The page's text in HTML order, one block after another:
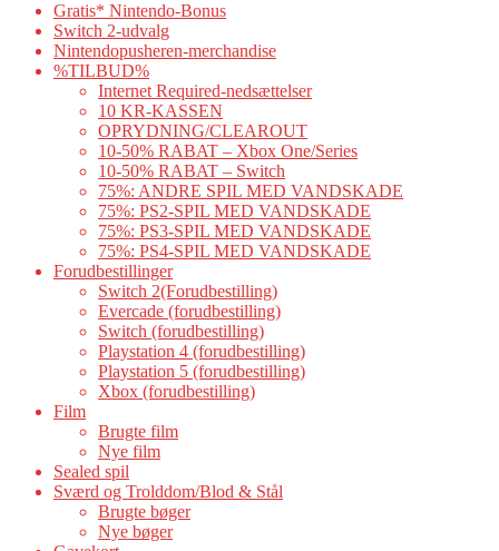
Gratis* Nintendo-Bonus
Switch 2-udvalg
Nintendopusheren-merchandise
%TILBUD%
Internet Required-nedsættelser
10 KR-KASSEN
OPRYDNING/CLEAROUT
10-50% RABAT – Xbox One/Series
10-50% RABAT – Switch
75%: ANDRE SPIL MED VANDSKADE
75%: PS2-SPIL MED VANDSKADE
75%: PS3-SPIL MED VANDSKADE
75%: PS4-SPIL MED VANDSKADE
Forudbestillinger
Switch 2(Forudbestilling)
Evercade (forudbestilling)
Switch (forudbestilling)
Playstation 4 (forudbestilling)
Playstation 5 (forudbestilling)
Xbox (forudbestilling)
Film
Brugte film
Nye film
Sealed spil
Sværd og Trolddom/Blod & Stål
Brugte bøger
Nye bøger